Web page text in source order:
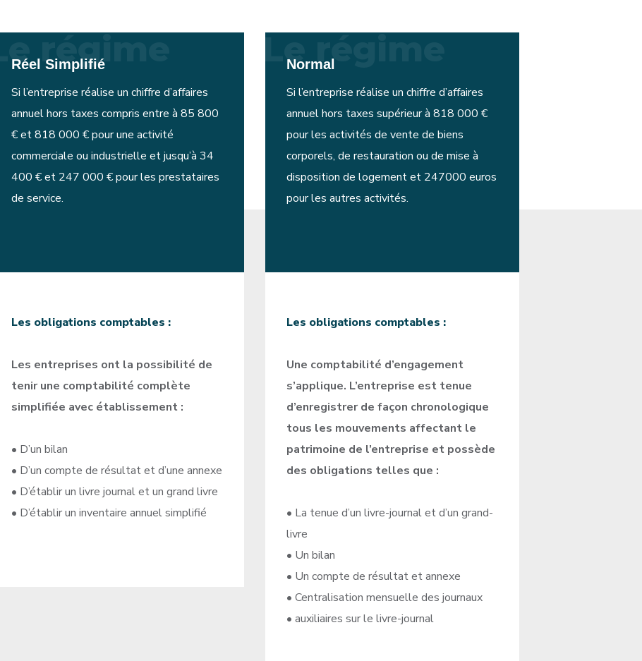
Le régime
Réel Simplifié
Si l’entreprise réalise un chiffre d’affaires
annuel hors taxes compris entre à 85 800
€ et 818 000 € pour une activité
commerciale ou industrielle et jusqu’à 34
400 € et 247 000 € pour les prestataires
de service.
Le régime
Normal
Si l’entreprise réalise un chiffre d’affaires
annuel hors taxes supérieur à 818 000 €
pour les activités de vente de biens
corporels, de restauration ou de mise à
disposition de logement et 247000 euros
pour les autres activités.
Les obligations comptables :
Les entreprises ont la possibilité de
tenir une comptabilité complète
simplifiée avec établissement :
• D’un bilan
• D’un compte de résultat et d’une annexe
• D’établir un livre journal et un grand livre
• D’établir un inventaire annuel simplifié
Les obligations comptables :
Une comptabilité d’engagement
s’applique. L’entreprise est tenue
d’enregistrer de façon chronologique
tous les mouvements affectant le
patrimoine de l’entreprise et possède
des obligations telles que :
• La tenue d’un livre-journal et d’un grand-
livre
• Un bilan
• Un compte de résultat et annexe
• Centralisation mensuelle des journaux
• auxiliaires sur le livre-journal